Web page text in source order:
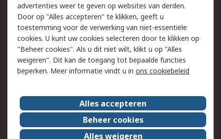
Wettelijk
Cookiebeleid
Email veiligheid
Privacybeleid
Websitevoorwaarden
Algemene
verkoopvoorwaarden
Over RS
RS Group
Over ons
RS wereldwijd
Werken bij RS
advertenties weer te geven op websites van derden.
Door op "Alles accepteren" te klikken, geeft u
toestemming voor de verwerking van niet-essentiële
cookies. U kunt uw cookies selecteren door te klikken op
"Beheer cookies". Als u dit niet wilt, klikt u op "Alles
weigeren". Dit kan de toegang tot bepaalde functies
beperken. Meer informatie vindt u in ons cookiebeleid
Alles accepteren
Beheer cookies
Alles weigeren